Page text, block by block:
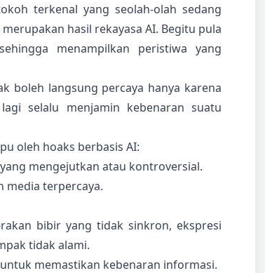
terkenal yang seolah-olah sedang
hasil rekayasa AI. Begitu pula
menampilkan peristiwa yang
boleh langsung percaya hanya karena
selalu menjamin kebenaran suatu
oleh hoaks berbasis AI:
mengejutkan atau kontroversial.
media terpercaya.
bibir yang tidak sinkron, ekspresi
tidak alami.
memastikan kebenaran informasi.